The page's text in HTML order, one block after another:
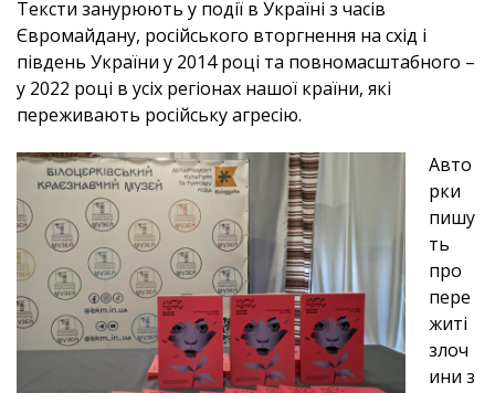
Тексти занурюють у події в Україні з часів
Євромайдану, російського вторгнення на схід і
південь України у 2014 році та повномасштабного –
у 2022 році в усіх регіонах нашої країни, які
переживають російську агресію.
Авто
рки
пишу
ть
про
пере
житі
злоч
ини з